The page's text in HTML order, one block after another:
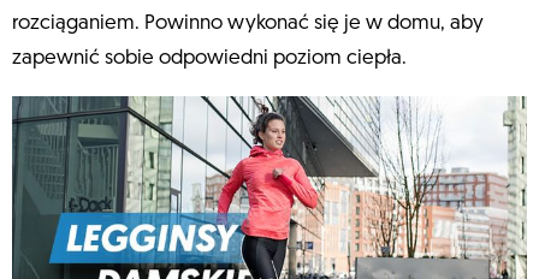
rozciąganiem. Powinno wykonać się je w domu, aby
zapewnić sobie odpowiedni poziom ciepła.